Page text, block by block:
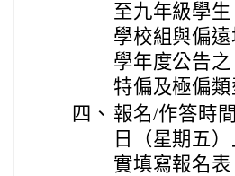
至九年級學
學校組與偏
學年度公告
特偏及極偏類
四、 報名/作答時
日（星期五
實填寫報名